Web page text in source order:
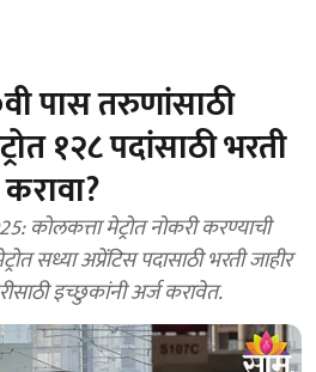
पास तरुणांसाठी
१२८ पदांसाठी भरती
मेट्रोत नोकरी करण्याची
सध्या अप्रेंटिस पदासाठी भरती जाहीर
इच्छुकांनी अर्ज करावेत.